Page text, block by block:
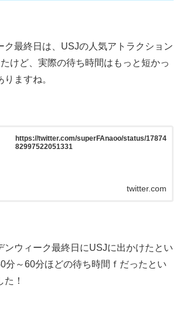
ク最終日は、USJの人気アトラクション
けど、実際の待ち時間はもっと短かっ
ますね。
https://twitter.com/superFAnaoo/status/17874
82997522051331
twitter.com
ンウィーク最終日にUSJに出かけたとい
分～60分ほどの待ち時間ｆだったとい
！